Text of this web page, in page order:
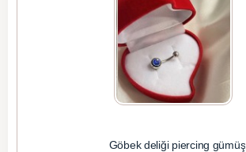
Göbek deliği piercing gümüş